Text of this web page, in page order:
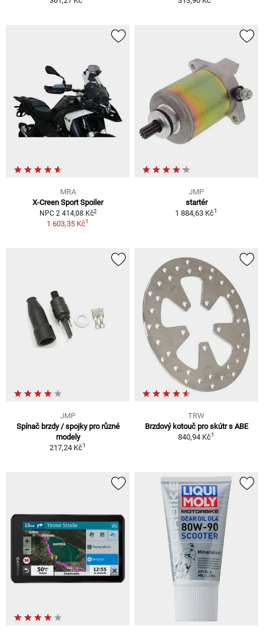
MRA
X-Creen Sport Spoiler
NPC 2 414,08 Kč2
1 603,35 Kč1
JMP
startér
1 884,63 Kč1
JMP
Spínač brzdy / spojky pro různé
modely
217,24 Kč1
TRW
Brzdový kotouč pro skútr s ABE
840,94 Kč1